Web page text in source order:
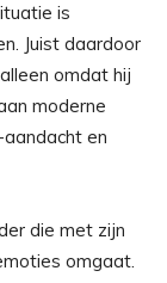
is
Juist daardoor
omdat hij
moderne
en
die met zijn
omgaat.